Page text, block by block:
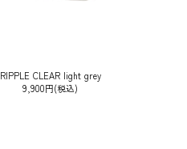
RIPPLE CLEAR light grey
9,900円(税込)